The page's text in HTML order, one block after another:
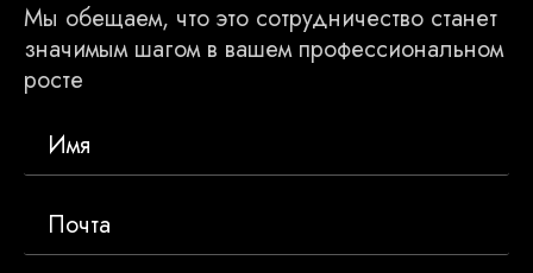
Мы обещаем, что это сотрудничество станет
значимым шагом в вашем профессиональном
росте